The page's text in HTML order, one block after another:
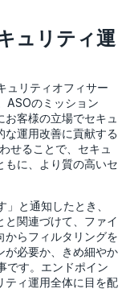
ュリティ運
ュリティオフィサー
ASOのミッション
客様の立場でセキュ
な運用改善に貢献する
せることで、セキュ
もに、より質の高いセ
と通知したとき、
と関連づけて、ファイ
からフィルタリングを
が必要か、きめ細やか
です。エンドポイン
ティ運用全体に目を配